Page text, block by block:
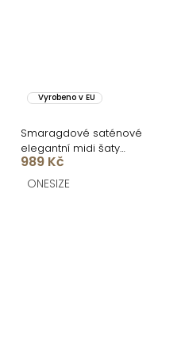
Vyrobeno v EU
Smaragdové saténové
elegantní midi šaty
SIMUEL se šněrováním
989 Kč
ONESIZE